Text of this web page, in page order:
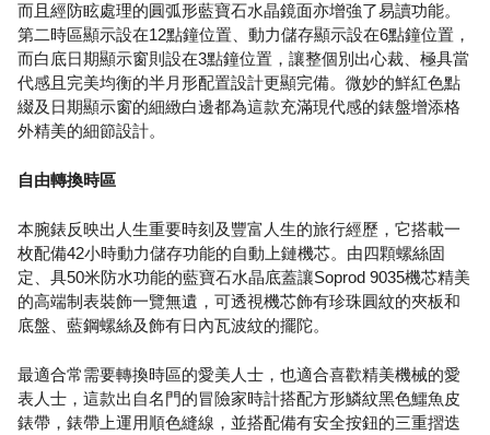
而且經防眩處理的圓弧形藍寶石水晶鏡面亦增強了易讀功能。
第二時區顯示設在12點鐘位置、動力儲存顯示設在6點鐘位置，
而白底日期顯示窗則設在3點鐘位置，讓整個別出心裁、極具當
代感且完美均衡的半月形配置設計更顯完備。微妙的鮮紅色點
綴及日期顯示窗的細緻白邊都為這款充滿現代感的錶盤增添格
外精美的細節設計。
自由轉換時區
本腕錶反映出人生重要時刻及豐富人生的旅行經歷，它搭載一
枚配備42小時動力儲存功能的自動上鏈機芯。由四顆螺絲固
定、具50米防水功能的藍寶石水晶底蓋讓Soprod 9035機芯精美
的高端制表裝飾一覽無遺，可透視機芯飾有珍珠圓紋的夾板和
底盤、藍鋼螺絲及飾有日內瓦波紋的擺陀。
最適合常需要轉換時區的愛美人士，也適合喜歡精美機械的愛
表人士，這款出自名門的冒險家時計搭配方形鱗紋黑色鱷魚皮
錶帶，錶帶上運用順色縫線，並搭配備有安全按鈕的三重摺迭